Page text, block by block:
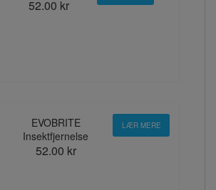
52.00 kr
EVOBRITE
Insektfjernelse
52.00 kr
LÆR MERE